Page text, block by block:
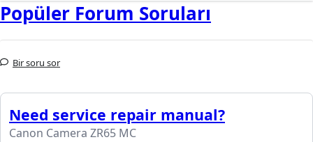
Popüler Forum Soruları
Bir soru sor
Need service repair manual?
Canon Camera ZR65 MC